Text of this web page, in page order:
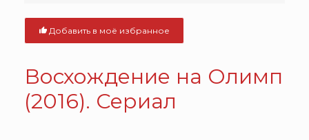
Добавить в моё избранное
Восхождение на Олимп
(2016). Сериал